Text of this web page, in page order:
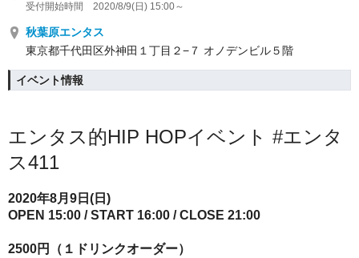
受付開始時間 2020/8/9(日) 15:00～
秋葉原エンタス
東京都千代田区外神田１丁目２−７ オノデンビル５階
イベント情報
エンタス的HIP HOPイベント #エンタ
ス411
2020年8月9日(日)
OPEN 15:00 / START 16:00 / CLOSE 21:00
2500円（１ドリンクオーダー）